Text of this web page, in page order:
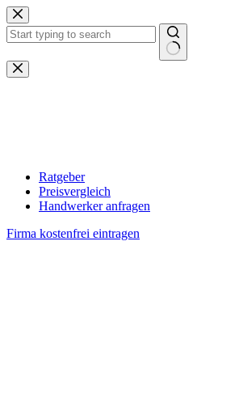
Zum
Inhalt
springen
Keine
Ergebnisse
Ratgeber
Preisvergleich
Handwerker anfragen
Firma kostenfrei eintragen